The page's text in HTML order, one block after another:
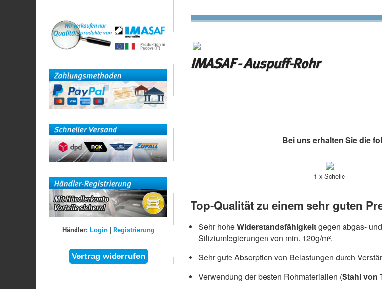
IMASAF - Auspuff-Rohr
Bei uns erhalten Sie die
1 x Schelle
Top-Qualität zu einem sehr guten
Sehr hoheWiderstandsfähigkeitgegen abgas-
Siliziumlegierungen von min. 120g/m².
Sehr gute Absorption von Belastungen durch
Verwendung der besten Rohmaterialien (Stahl von
Händler: Login| Registrierung